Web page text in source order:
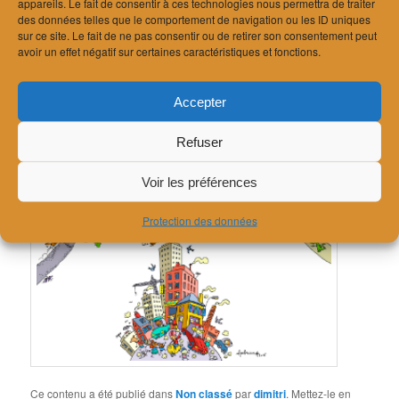
des données telles que le comportement de navigation ou les ID uniques
sur ce site. Le fait de ne pas consentir ou de retirer son consentement peut
avoir un effet négatif sur certaines caractéristiques et fonctions.
Accepter
Refuser
Voir les préférences
Protection des données
La Ville de Lausanne organise sa traditionnelle balade acoustique
lors de lajournée contre le bruitle29 avril 2026, dont le thème
cette année est «Le bruit rend malade» ou le bruit du point de
vue de la santé publique.
Pour s’inscrire, suivrece lien.
Ce contenu a été publié dansNon classépardimitri. Mettez-le en